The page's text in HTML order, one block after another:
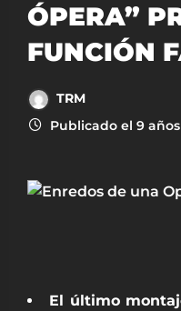
ÓPERA”
FUNCIÓN
TRM
Publicado el 9
El último